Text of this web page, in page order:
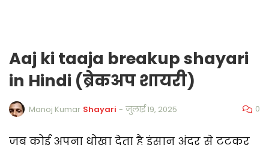
Aaj ki taaja breakup shayari
in Hindi (ब्रेकअप शायरी)
Manoj Kumar Shayari - जुलाई 19, 2025 0
जब कोई अपना धोखा देता है इंसान अंदर से टूटकर